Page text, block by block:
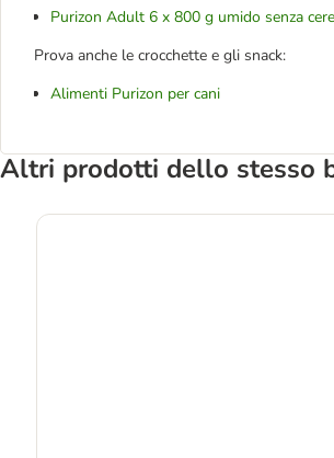
Purizon Adult 6 x 800 g umido senza
Prova anche le crocchette e gli snack:
Alimenti Purizon per cani
Altri prodotti dello stesso